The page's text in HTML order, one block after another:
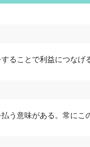
ることで利益につなげ
意味がある。常にこ